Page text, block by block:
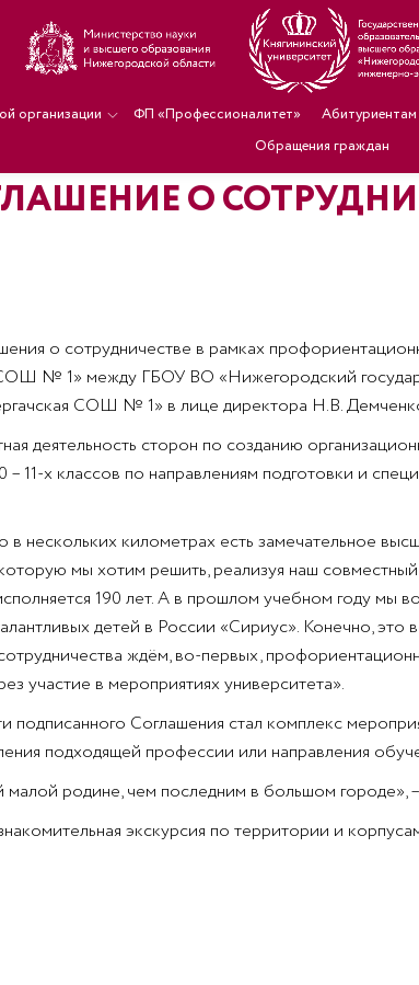
организации ФП «Профессионалитет» Абитуриентам
Обращения граждан
О
о сотрудничестве в рамках
№ 1» между ГБОУ ВО «Нижегородский
СОШ № 1» в лице директора Н.В.
деятельность сторон по созданию
11-х классов по направлениям подготовки и
в нескольких километрах есть замечательное
мы хотим решить, реализуя наш
190 лет. А в прошлом учебном году мы
детей в России «Сириус». Конечно,
ждём, во-первых,
участие в мероприятиях университета».
Соглашения стал комплекс
подходящей профессии или направления
родине, чем последним в большом
экскурсия по территории и